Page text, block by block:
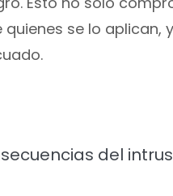
quienes se lo aplican,
del